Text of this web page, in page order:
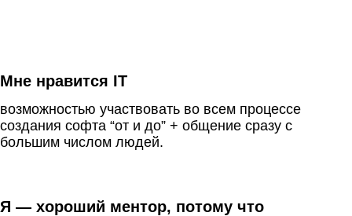
Мне нравится IT
возможностью участвовать во всем процессе
создания софта “от и до” + общение сразу с
большим числом людей.
Я — хороший ментор, потому что